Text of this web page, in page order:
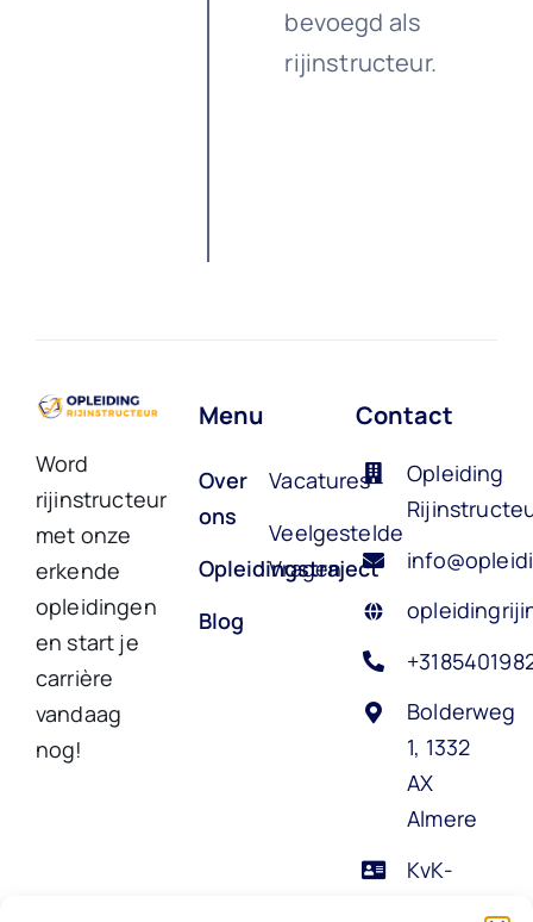
bevoegd als
rijinstructeur.
Word
rijinstructeur
met onze
erkende
opleidingen
en start je
carrière
vandaag
nog!
Menu
Over
ons
Opleidingstraject
Blog
Vacatures
Veelgestelde
Vragen
Contact
Opleiding
Bolderweg
1, 1332
AX
Almere
KvK-